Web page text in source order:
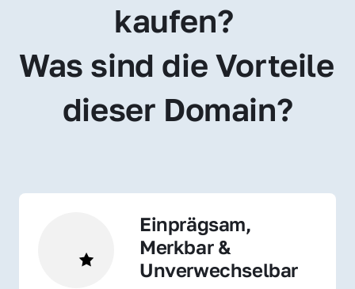
kaufen?
Was sind die Vorteile
dieser Domain?
Einprägsam,
Merkbar &
Unverwechselbar